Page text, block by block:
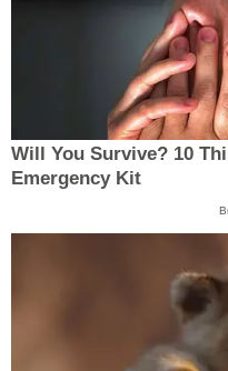
Will You Survive? 10
Emergency Kit